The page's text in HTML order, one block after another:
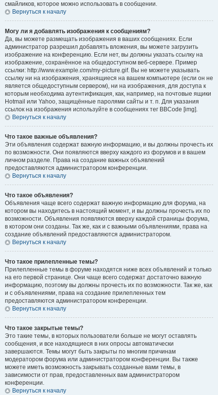
смайликов, которое можно использовать в сообщении.
Вернуться к началу
Могу ли я добавлять изображения к сообщениям?
Да, вы можете размещать изображения в ваших сообщениях. Если
администратор разрешил добавлять вложения, вы можете загрузить
изображение на конференцию. Если нет, вы должны указать ссылку на
изображение, сохранённое на общедоступном веб-сервере. Пример
ссылки: http://www.example.com/my-picture.gif. Вы не можете указывать
ссылку ни на изображения, хранящиеся на вашем компьютере (если он не
является общедоступным сервером), ни на изображения, для доступа к
которым необходима аутентификация, как, например, на почтовые ящики
Hotmail или Yahoo, защищённые паролями сайты и т. п. Для указания
ссылок на изображения используйте в сообщениях тег BBCode [img].
Вернуться к началу
Что такое важные объявления?
Эти объявления содержат важную информацию, и вы должны прочесть их
по возможности. Они появляются вверху каждого из форумов и в вашем
личном разделе. Права на создание важных объявлений
предоставляются администратором конференции.
Вернуться к началу
Что такое объявления?
Объявления чаще всего содержат важную информацию для форума, на
котором вы находитесь в настоящий момент, и вы должны прочесть их по
возможности. Объявления появляются вверху каждой страницы форума,
в котором они созданы. Так же, как и с важными объявлениями, права на
создание объявлений предоставляются администратором.
Вернуться к началу
Что такое прилепленные темы?
Прилепленные темы в форуме находятся ниже всех объявлений и только
на его первой странице. Они чаще всего содержат достаточно важную
информацию, поэтому вы должны прочесть их по возможности. Так же, как
и с объявлениями, права на создание прилепленных тем
предоставляются администратором конференции.
Вернуться к началу
Что такое закрытые темы?
Это такие темы, в которых пользователи больше не могут оставлять
сообщения, и все находящиеся в них опросы автоматически
завершаются. Темы могут быть закрыты по многим причинам
модератором форума или администратором конференции. Вы также
можете иметь возможность закрывать созданные вами темы, в
зависимости от прав, предоставленных вам администратором
конференции.
Вернуться к началу